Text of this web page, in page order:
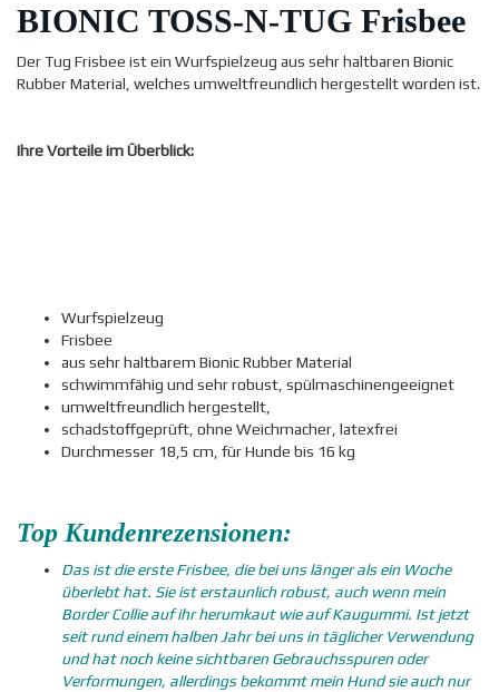
BIONIC TOSS-N-TUG Frisbee
Der Tug Frisbee ist ein Wurfspielzeug aus sehr haltbaren Bionic
Rubber Material, welches umweltfreundlich hergestellt worden ist.
Ihre Vorteile im Überblick:
Wurfspielzeug
Frisbee
aus sehr haltbarem Bionic Rubber Material
schwimmfähig und sehr robust, spülmaschinengeeignet
umweltfreundlich hergestellt,
schadstoffgeprüft, ohne Weichmacher, latexfrei
Durchmesser 18,5 cm, für Hunde bis 16 kg
Top Kundenrezensionen:
Das ist die erste Frisbee, die bei uns länger als ein Woche
überlebt hat. Sie ist erstaunlich robust, auch wenn mein
Border Collie auf ihr herumkaut wie auf Kaugummi. Ist jetzt
seit rund einem halben Jahr bei uns in täglicher Verwendung
und hat noch keine sichtbaren Gebrauchsspuren oder
Verformungen, allerdings bekommt mein Hund sie auch nur